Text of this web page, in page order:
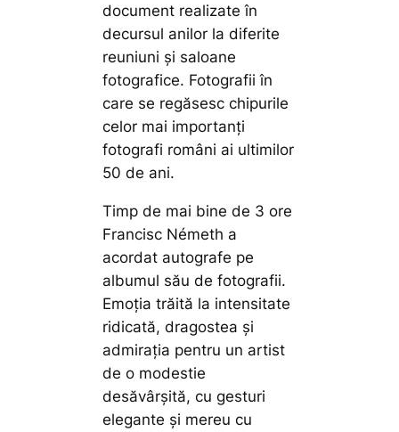
document realizate în
decursul anilor la diferite
reuniuni și saloane
fotografice. Fotografii în
care se regăsesc chipurile
celor mai importanți
fotografi români ai ultimilor
50 de ani.
Timp de mai bine de 3 ore
Francisc Németh a
acordat autografe pe
albumul său de fotografii.
Emoția trăită la intensitate
ridicată, dragostea și
admirația pentru un artist
de o modestie
desăvârșită, cu gesturi
elegante și mereu cu